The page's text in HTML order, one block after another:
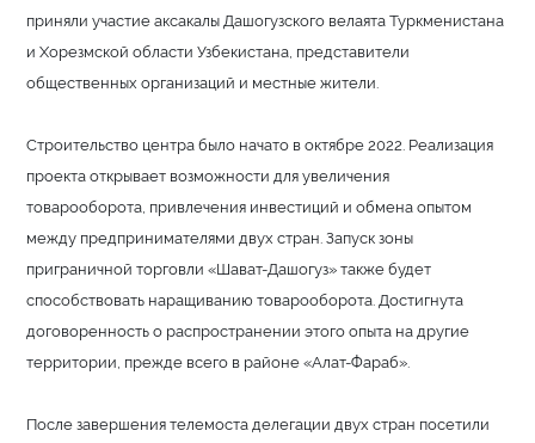
приняли участие аксакалы Дашогузского велаята Туркменистана
и Хорезмской области Узбекистана, представители
общественных организаций и местные жители.
Строительство центра было начато в октябре 2022. Реализация
проекта открывает возможности для увеличения
товарооборота, привлечения инвестиций и обмена опытом
между предпринимателями двух стран. Запуск зоны
приграничной торговли «Шават-Дашогуз» также будет
способствовать наращиванию товарооборота. Достигнута
договоренность о распространении этого опыта на другие
территории, прежде всего в районе «Алат-Фараб».
После завершения телемоста делегации двух стран посетили